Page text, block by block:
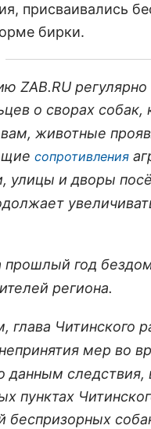
присваивались
бирки.
ZAB.RU
о сворах собак,
животные
сопротивления
улицы и дворы
прошлый год
региона.
глава Читинского
мер во
данным следствия,
пунктах
беспризорных